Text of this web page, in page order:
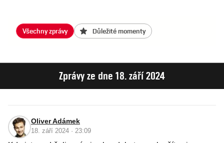
Všechny zprávy Důležité momenty
Zprávy ze dne 18. září 2024
Oliver Adámek
18. září 2024 · 23:09